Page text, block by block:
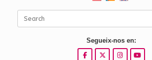
Segueix-nos en: